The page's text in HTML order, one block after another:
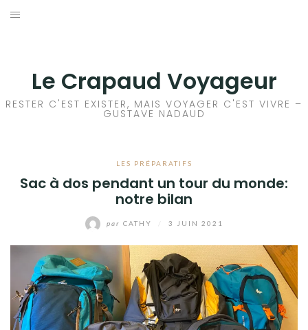
Aller
Le Crapaud Voyageur
RESTER C'EST EXISTER, MAIS VOYAGER C'EST VIVRE –
GUSTAVE NADAUD
LES PRÉPARATIFS
Sac à dos pendant un tour du monde:
notre bilan
par CATHY 3 JUIN 2021
EUROPE
AMÉRIQUE CENTRALE
AMÉRIQUE DU SUD